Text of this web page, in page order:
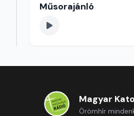
Műsorajánló
Magyar
Örömhír